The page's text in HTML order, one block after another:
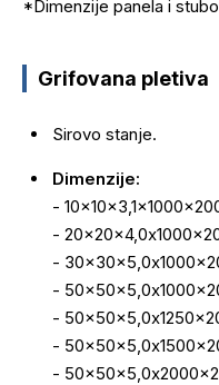
*Dimenzije panela i
Grifovana pletiva
Sirovo stanje.
Dimenzije:
-
-
-
-
-
-
-